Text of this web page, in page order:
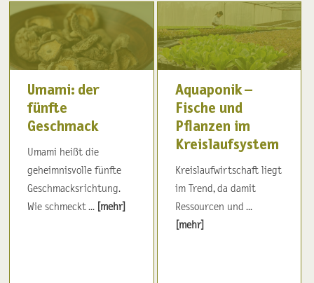
Umami: der
fünfte
Geschmack
Umami heißt die
geheimnisvolle fünfte
Geschmacksrichtung.
Wie schmeckt ... [mehr]
Aquaponik –
Fische und
Pflanzen im
Kreislaufsystem
Kreislaufwirtschaft liegt
im Trend, da damit
Ressourcen und ...
[mehr]